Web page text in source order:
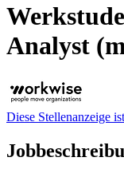
Analyst
Diese Stellenanzeige